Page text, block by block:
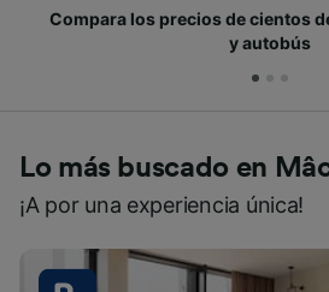
Compara los precios de cientos
y autobús
Lo más buscado en
¡A por una experiencia única!